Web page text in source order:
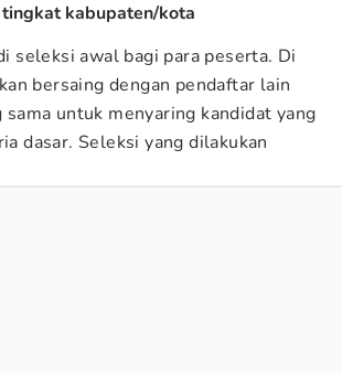
kabupaten/kota
seleksi awal bagi para peserta. Di
bersaing dengan pendaftar lain
sama untuk menyaring kandidat yang
dasar. Seleksi yang dilakukan